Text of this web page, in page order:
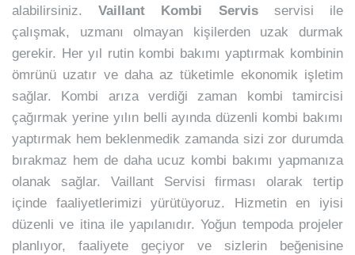
alabilirsiniz.Vaillant Kombi Servisservisi ile
çalışmak, uzmanı olmayan kişilerden uzak durmak
gerekir. Her yıl rutin kombi bakımı yaptırmak kombinin
ömrünü uzatır ve daha az tüketimle ekonomik işletim
sağlar. Kombi arıza verdiği zaman kombi tamircisi
çağırmak yerine yılın belli ayında düzenli kombi bakımı
yaptırmak hem beklenmedik zamanda sizi zor durumda
bırakmaz hem de daha ucuz kombi bakımı yapmanıza
olanak sağlar. Vaillant Servisi firması olarak tertip
içinde faaliyetlerimizi yürütüyoruz. Hizmetin en iyisi
düzenli ve itina ile yapılanıdır. Yoğun tempoda projeler
planlıyor, faaliyete geçiyor ve sizlerin beğenisine